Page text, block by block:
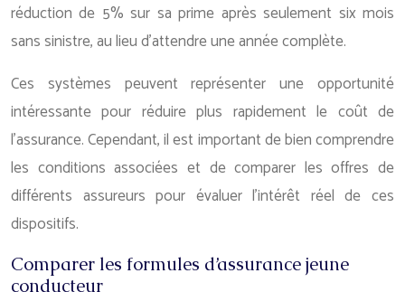
réduction de 5% sur sa prime après seulement six mois
sans sinistre, au lieu d’attendre une année complète.
Ces systèmes peuvent représenter une opportunité
intéressante pour réduire plus rapidement le coût de
l’assurance. Cependant, il est important de bien comprendre
les conditions associées et de comparer les offres de
différents assureurs pour évaluer l’intérêt réel de ces
dispositifs.
Comparer les formules d’assurance jeune
conducteur